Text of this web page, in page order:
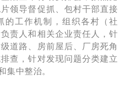
领导督促抓、包村干部直接
的工作机制，组织各村（社
责人和相关企业责任人，针
道路、房前屋后、厂房死角
查，针对发现问题分类建立
集中整治。